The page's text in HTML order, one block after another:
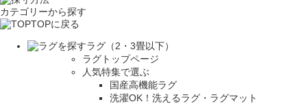
カテゴリーから探す
TOPに戻る
ラグ（2・3畳以下）
ラグトップページ
人気特集で選ぶ
国産高機能ラグ
洗濯OK！洗えるラグ・ラグマット